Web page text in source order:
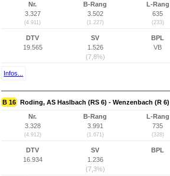
Nr.
3.327
(4.911)
B-Rang
3.502
(1.227)
L-Rang
635
(233)
DTV
19.565
SV
1.526
(7,8%)
BPL
VB
Infos...
B 16 Roding, AS Haslbach (RS 6) - Wenzenbach (R 6)
Nr.
3.328
(4.912)
B-Rang
3.991
(1.671)
L-Rang
735
(328)
DTV
16.934
SV
1.236
(7,3%)
BPL